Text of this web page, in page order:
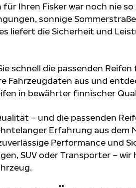
Ihren Fisker war noch nie
sonnige
liefert die Sicherheit und
schnell die passenden Reifen
Fahrzeugdaten aus und
in bewährter finnischer
– und die passenden
Erfahrung aus dem
Performance und
SUV oder Transporter – wir